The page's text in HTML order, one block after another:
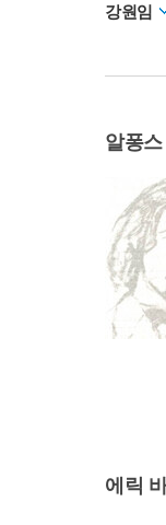
강원임
알퐁
에릭